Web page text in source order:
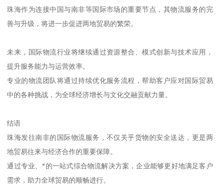
珠海作为连接中国与南非等国际市场的重要节点，其物流服务的完
善与升级，将进一步促进两地贸易的繁荣。
未来，国际物流行业将继续通过资源整合、模式创新与技术应用，
提升服务能力与运营效率。
专业的物流团队将通过持续优化服务流程，帮助客户应对国际贸易
中的各种挑战，为全球经济增长与文化交融贡献力量。
结语
珠海发往南非的国际物流服务，不仅关乎货物的安全送达，更是两
地贸易往来与经济合作的重要保障。
通过专业、*的一站式综合物流解决方案，企业能够更好地满足客户
需求，助力全球贸易的顺畅进行。